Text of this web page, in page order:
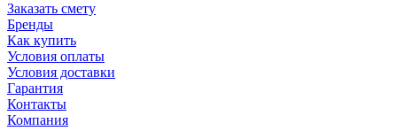
Заказать смету
Бренды
Как купить
Условия оплаты
Условия доставки
Гарантия
Контакты
Компания